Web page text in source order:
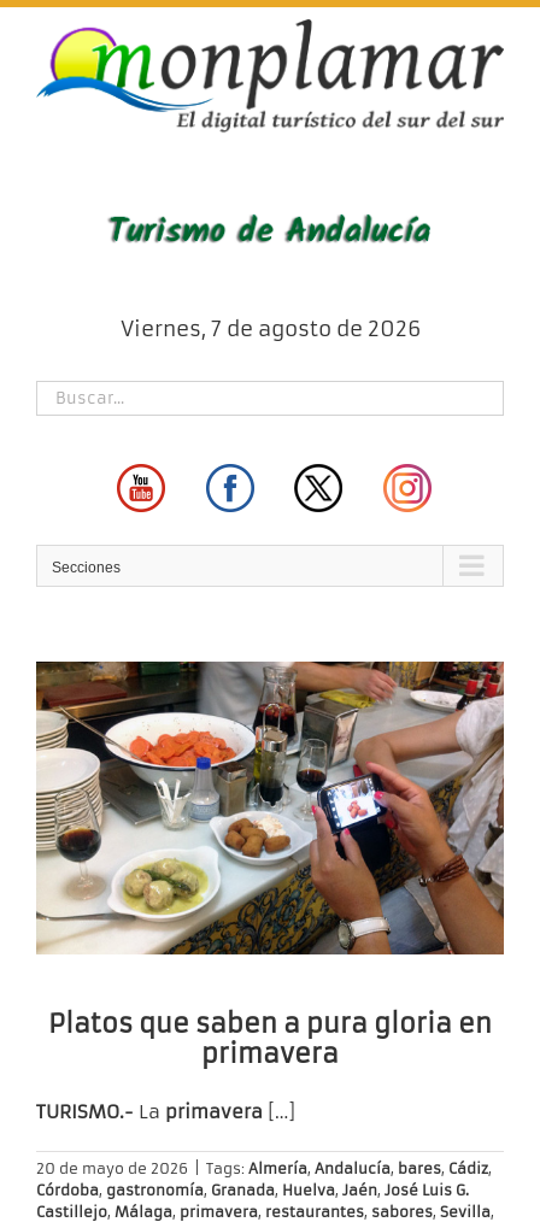
Skip
content
Viernes, 7 de agosto de 2026
Secciones
Platos que saben a pura gloria en
primavera
TURISMO.- La primavera […]
20 de mayo de 2026 Tags: Almería, Andalucía, bares, Cádiz,
Córdoba, gastronomía, Granada, Huelva, Jaén, José Luis G.
Castillejo, Málaga, primavera, restaurantes, sabores, Sevilla,